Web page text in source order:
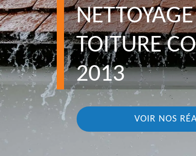
TOITURE
2013
VOIR NOS